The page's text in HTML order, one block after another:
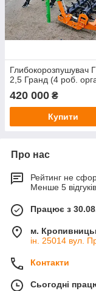
Глибокорозпушувач
2,5 Гранд (4 роб.
420 000 ₴
Купити
Про нас
Рейтинг не
Менше 5
Працює з
м.
ін. 25014 вул.
Контакти
Сьогодні